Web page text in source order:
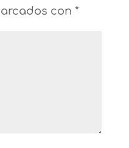
con *